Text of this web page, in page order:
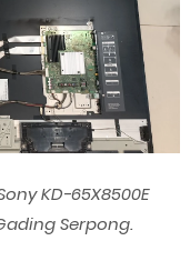
KD-65X8500E
Serpong.